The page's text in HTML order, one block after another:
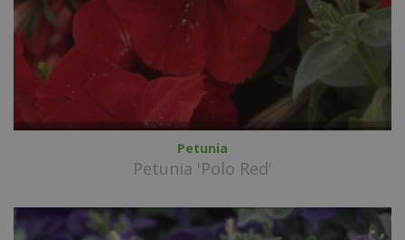
Petunia
Petunia 'Polo Red'